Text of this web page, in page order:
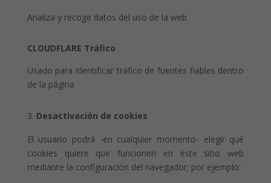
Analiza y recoge datos del uso de la web
CLOUDFLARE Tráfico
Usado para identificar tráfico de fuentes fiables dentro
de la página
Desactivación de cookies
El usuario podrá -en cualquier momento- elegir qué
cookies quiere que funcionen en este sitio web
mediante la configuración del navegador; por ejemplo: